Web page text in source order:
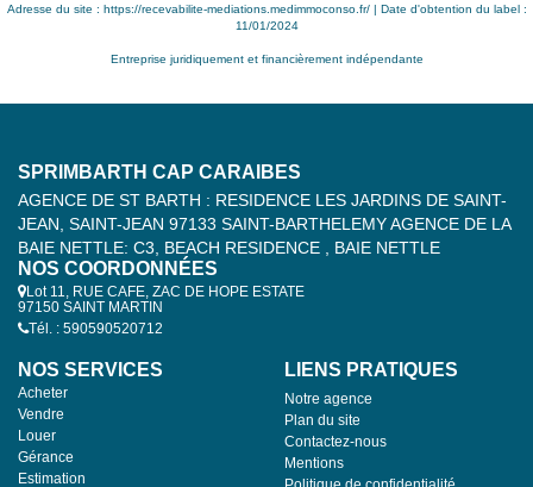
Adresse du site : https://recevabilite-mediations.medimmoconso.fr/| Date d'obtention du label :
11/01/2024
Entreprise juridiquement et financièrement indépendante
SPRIMBARTH CAP CARAIBES
AGENCE DE ST BARTH : RESIDENCE LES JARDINS DE SAINT-
JEAN, SAINT-JEAN 97133 SAINT-BARTHELEMY AGENCE DE LA
BAIE NETTLE: C3, BEACH RESIDENCE , BAIE NETTLE
NOS COORDONNÉES
Lot 11, RUE CAFE, ZAC DE HOPE ESTATE
97150 SAINT MARTIN
Tél. : 590590520712
NOS SERVICES
Acheter
Vendre
Louer
Gérance
Estimation
LIENS PRATIQUES
Notre agence
Plan du site
Contactez-nous
Mentions